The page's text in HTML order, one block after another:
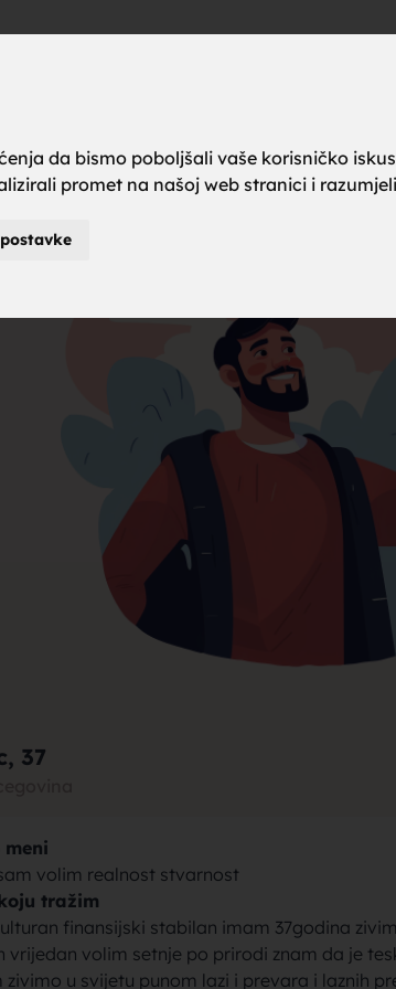
da bismo poboljšali vaše korisničko
promet na našoj web stranici i
, 37
meni
volim realnost stvarnost
tražim
finansijski stabilan imam 37godina
vrijedan volim setnje po prirodi znam da je
zivimo u svijetu punom lazi i prevara i laznih
brak,
za
za
brak